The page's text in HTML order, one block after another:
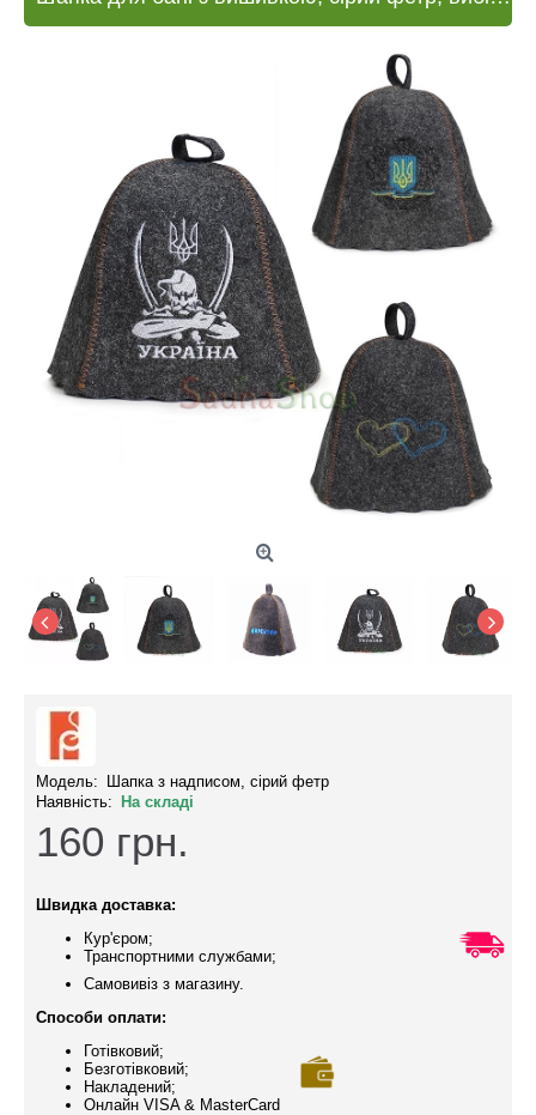
Модель:
Шапка з надписом, сірий фетр
Наявність:
На складі
160 грн.
Швидка доставка:
Кур'єром;
Транспортними службами;
Самовивіз з магазину.
Способи оплати:
Готівковий;
Безготівковий;
Накладений;
Онлайн VISA & MasterCard